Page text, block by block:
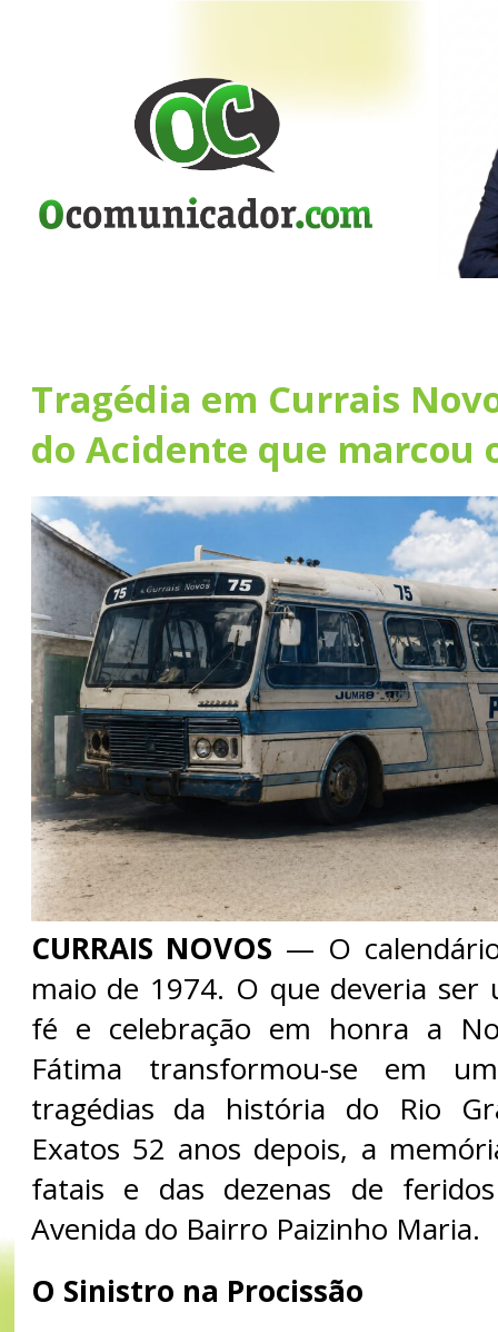
Tragédia em Currais
do Acidente que marcou
CURRAIS NOVOS — O
maio de 1974. O que deveria
fé e celebração em honra a
Fátima transformou-se em
tragédias da história do Rio
Exatos 52 anos depois, a
fatais e das dezenas de
Avenida do Bairro Paizinho Maria.
O Sinistro na Procissão